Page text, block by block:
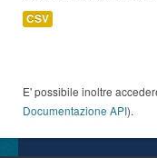
CSV
E' possibile inoltre
Documentazione API).